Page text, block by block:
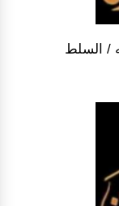
/ السلط